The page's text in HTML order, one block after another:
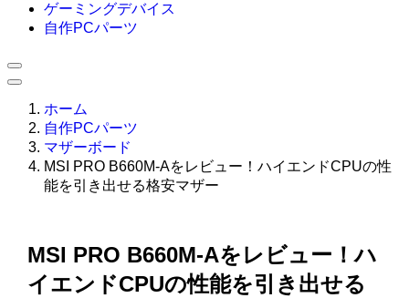
ゲーミングデバイス
自作PCパーツ
ホーム
自作PCパーツ
マザーボード
MSI PRO B660M-Aをレビュー！ハイエンドCPUの性
能を引き出せる格安マザー
MSI PRO B660M-Aをレビュー！ハ
イエンドCPUの性能を引き出せる